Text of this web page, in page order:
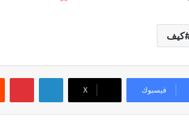
كيف
فيسبوك ‫X
لينكدإن بينتيريست